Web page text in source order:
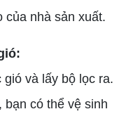
của nhà sản xuất.
và lấy bộ lọc ra.
bạn có thể vệ sinh